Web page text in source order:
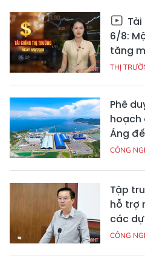
6/8:
tăng
THỊ
Phê
hoạch
Áng
CÔNG
Tập
hỗ trợ
các dự
CÔNG